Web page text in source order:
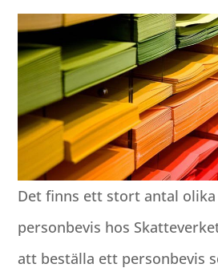
Det finns ett stort antal
personbevis hos
att beställa ett personbevis